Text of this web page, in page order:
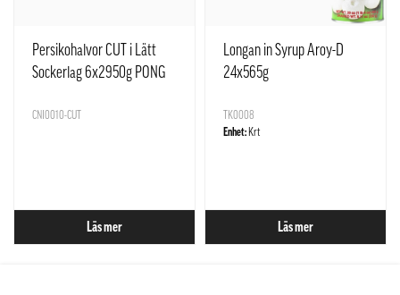
Persikohalvor CUT i Lätt
Sockerlag 6x2950g PONG
CNI0010-CUT
Läs mer
Longan in Syrup Aroy-D
24x565g
TK0008
Enhet: Krt
Läs mer